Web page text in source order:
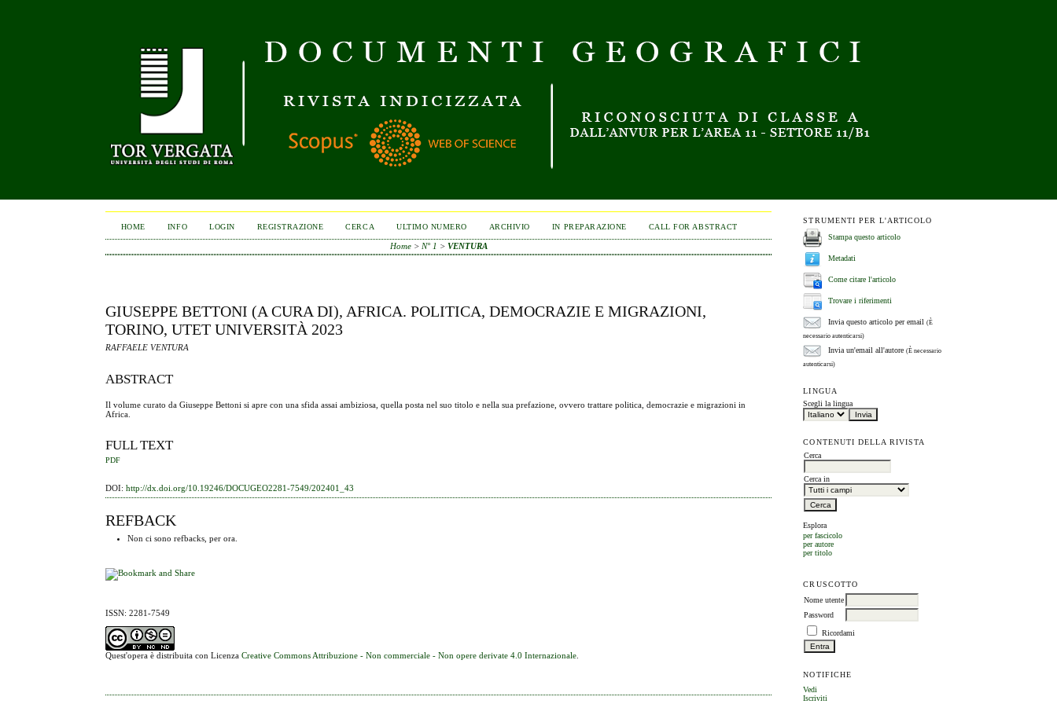
STRUMENTI PER L'ARTICOLO
Stampa questo articolo
Metadati
Come citare l'articolo
Trovare i riferimenti
Invia questo articolo per email(È
necessario autenticarsi)
Invia un'email all'autore(È necessario
autenticarsi)
LINGUA
Scegli la lingua
CONTENUTI DELLA RIVISTA
Cerca
Cerca in
Esplora
per fascicolo
per autore
per titolo
CRUSCOTTO
Nome utente
Password
Ricordami
NOTIFICHE
Vedi
Iscriviti
HOME INFO LOGIN REGISTRAZIONE CERCA ULTIMO NUMERO ARCHIVIO IN PREPARAZIONE CALL FOR ABSTRACT
Home> N° 1 > VENTURA
GIUSEPPE BETTONI (A CURA DI), AFRICA. POLITICA, DEMOCRAZIE E MIGRAZIONI,
TORINO, UTET UNIVERSITÀ 2023
RAFFAELE VENTURA
ABSTRACT
Il volume curato da Giuseppe Bettoni si apre con una sfida assai ambiziosa, quella posta nel suo titolo e nella sua prefazione, ovvero trattare politica, democrazie e migrazioni in
Africa.
FULL TEXT
PDF
DOI:http://dx.doi.org/10.19246/DOCUGEO2281-7549/202401_43
REFBACK
Non ci sono refbacks, per ora.
ISSN: 2281-7549
Quest'opera è distribuita con LicenzaCreative Commons Attribuzione - Non commerciale - Non opere derivate 4.0 Internazionale